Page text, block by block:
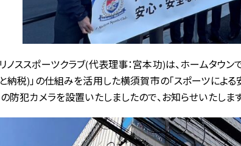
ノススポーツクラブ(代表理事：宮本功)は、ホームタウ
税)」の仕組みを活用した横須賀市の「スポーツによる
防犯カメラを設置いたしましたので、お知らせいたします